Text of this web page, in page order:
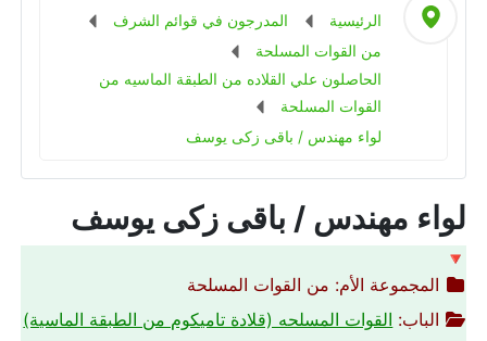
الرئيسية
المدرجون في قوائم الشرف
من القوات المسلحة
الحاصلون علي القلاده من الطبقة الماسيه من
القوات المسلحة
لواء مهندس / باقى زكى يوسف
لواء مهندس / باقى زكى يوسف
🔻
المجموعة الأم: من القوات المسلحة
الباب: القوات المسلحه (قلادة تاميكوم من الطبقة الماسية)